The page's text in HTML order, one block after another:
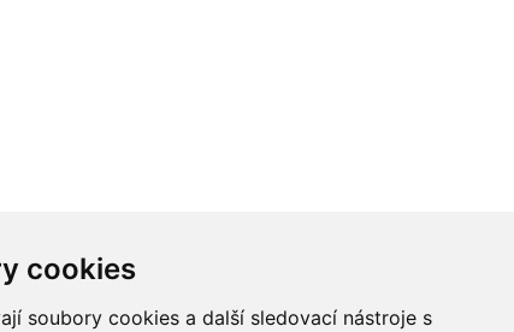
cookies
soubory cookies a další sledovací nástroje s